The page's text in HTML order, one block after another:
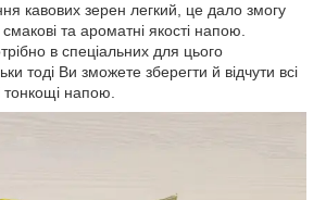
кавових зерен легкий, це дало змогу
та ароматні якості напою.
в спеціальних для цього
тоді Ви зможете зберегти й відчути всі
тонкощі напою.